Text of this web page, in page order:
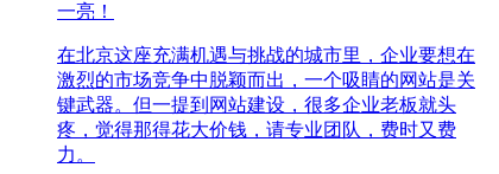
一亮！
在北京这座充满机遇与挑战的城市里，企业要想在
激烈的市场竞争中脱颖而出，一个吸睛的网站是关
键武器。但一提到网站建设，很多企业老板就头
疼，觉得那得花大价钱，请专业团队，费时又费
力。